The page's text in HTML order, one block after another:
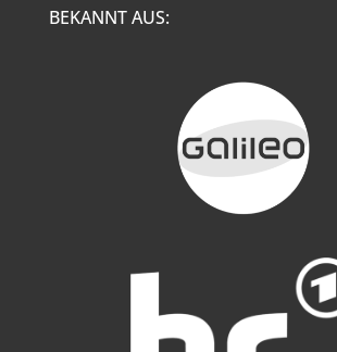
BEKANNT AUS: